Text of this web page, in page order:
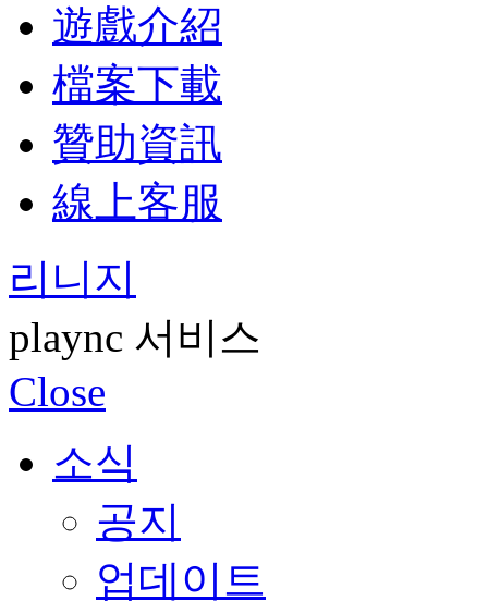
遊戲介紹
檔案下載
贊助資訊
線上客服
리니지
plaync 서비스
Close
소식
공지
업데이트